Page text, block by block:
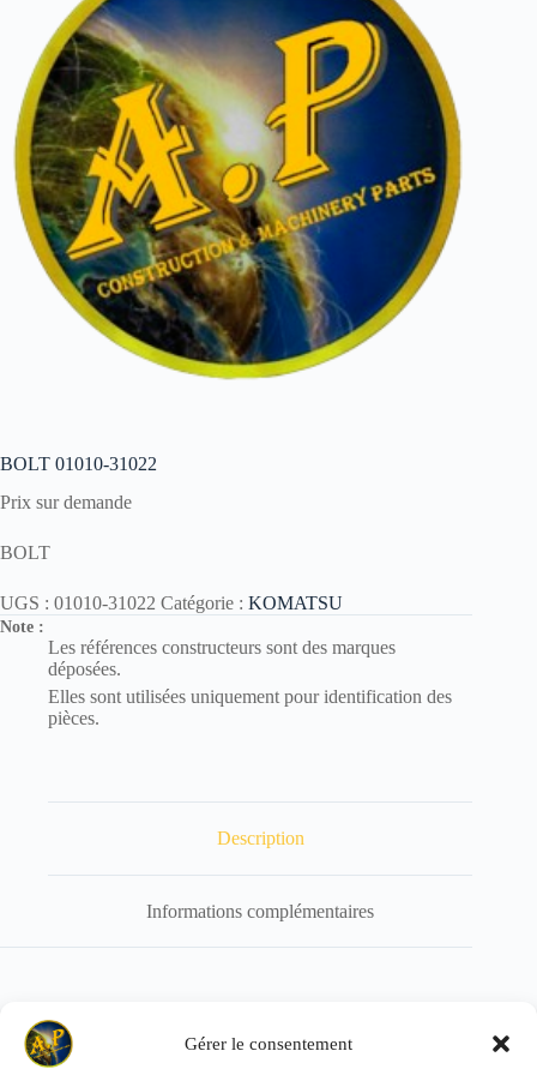
Gérer le consentement
BOLT 01010-31022
Prix sur demande
BOLT
UGS : 01010-31022 Catégorie : KOMATSU
Note :
Les références constructeurs sont des marques
déposées.
Elles sont utilisées uniquement pour identification des
pièces.
Description
Informations complémentaires
Référence de remplacement : 01010-81022